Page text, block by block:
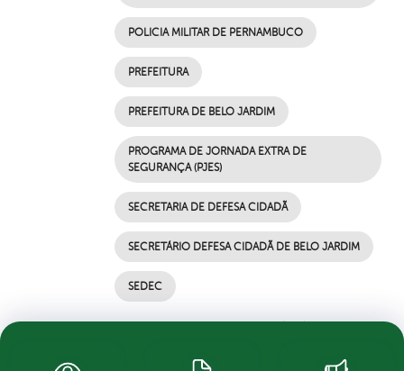
POLICIA MILITAR DE PERNAMBUCO
PREFEITURA
PREFEITURA DE BELO JARDIM
PROGRAMA DE JORNADA EXTRA DE
SEGURANÇA (PJES)
SECRETARIA DE DEFESA CIDADÃ
SECRETÁRIO DEFESA CIDADÃ DE BELO JARDIM
SEDEC